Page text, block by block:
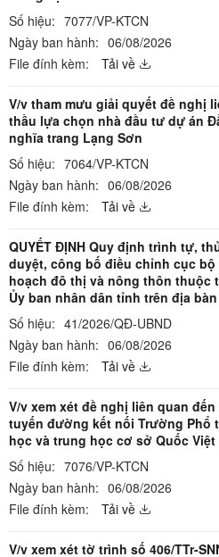
Số hiệu: 7077/VP-KTCN
Ngày ban hành: 06/08/2026
File đính kèm:
Tải về
V/v tham mưu giải quyết đề nghị
thầu lựa chọn nhà đầu tư dự án
nghĩa trang Lạng Sơn
Số hiệu: 7064/VP-KTCN
Ngày ban hành: 06/08/2026
File đính kèm:
Tải về
QUYẾT ĐỊNH Quy định trình tự,
duyệt, công bố điều chỉnh cục
hoạch đô thị và nông thôn thuộc
Ủy ban nhân dân tỉnh trên địa
Số hiệu: 41/2026/QĐ-UBND
Ngày ban hành: 06/08/2026
File đính kèm:
Tải về
V/v xem xét đề nghị liên quan
tuyến đường kết nối Trường Phổ
học và trung học cơ sở Quốc Việt
Số hiệu: 7076/VP-KTCN
Ngày ban hành: 06/08/2026
File đính kèm:
Tải về
V/v xem xét tờ trình số 406/TTr-